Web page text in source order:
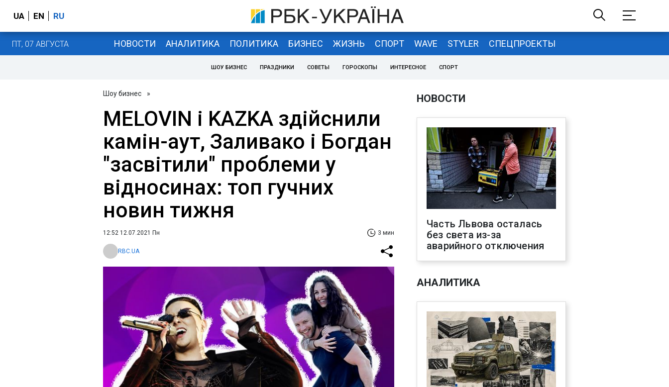
UA EN RU
ПТ, 07 АВГУСТА НОВОСТИ АНАЛИТИКА ПОЛИТИКА БИЗНЕС ЖИЗНЬ СПОРТ WAVE STYLER СПЕЦПРОЕКТЫ
ШОУ БИЗНЕС ПРАЗДНИКИ СОВЕТЫ ГОРОСКОПЫ ИНТЕРЕСНОЕ СПОРТ
Шоу бизнес »
MELOVIN і KAZKA здійснили
камін-аут, Заливако і Богдан
"засвітили" проблеми у
відносинах: топ гучних
новин тижня
12:52 12.07.2021 Пн 3 мин
RBC.UA
НОВОСТИ
Часть Львова осталась
без света из-за
аварийного отключения
АНАЛИТИКА